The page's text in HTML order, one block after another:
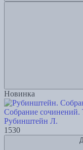
Новинка
Собрание сочинений.
Рубинштейн Л.
1530